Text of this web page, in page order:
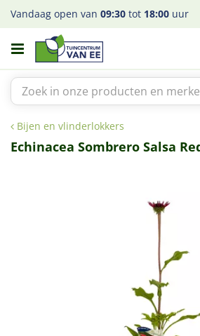
a
Bijen en vlinderlokkers
Vandaag open van 09:30 tot 18:00 uur
Echinacea Sombrero Salsa